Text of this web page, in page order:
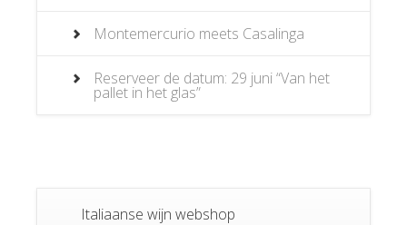
Montemercurio meets Casalinga
Reserveer de datum: 29 juni “Van het
pallet in het glas”
Italiaanse wijn webshop